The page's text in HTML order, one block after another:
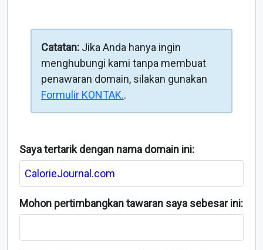
Catatan: Jika Anda hanya ingin
menghubungi kami tanpa membuat
penawaran domain, silakan gunakan
Formulir KONTAK..
Saya tertarik dengan nama domain ini:
Mohon pertimbangkan tawaran saya sebesar ini: